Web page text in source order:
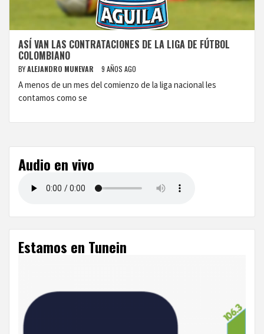
ASÍ VAN LAS CONTRATACIONES DE LA LIGA DE FÚTBOL
COLOMBIANO
BYALEJANDRO MUNEVAR 9 AÑOS AGO
A menos de un mes del comienzo de la liga nacional les
contamos como se
Audio en vivo
Estamos en Tunein